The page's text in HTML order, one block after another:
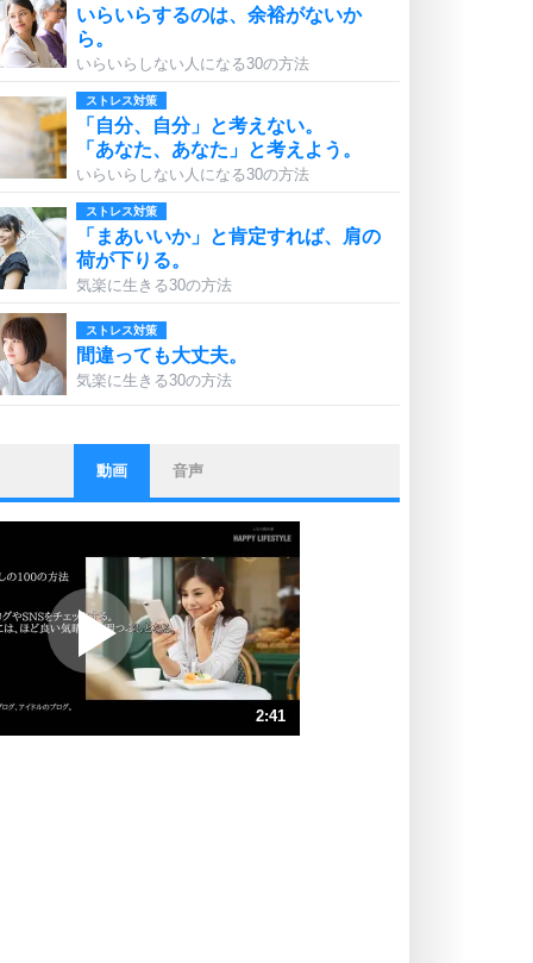
いらいらするのは、余裕がないか
ら。
いらいらしない人になる30の方法
ストレス対策
「自分、自分」と考えない。
「あなた、あなた」と考えよう。
いらいらしない人になる30の方法
ストレス対策
「まあいいか」と肯定すれば、肩の
荷が下りる。
気楽に生きる30の方法
ストレス対策
間違っても大丈夫。
気楽に生きる30の方法
ストレス対策
他人と比べない。
いっそのこと、他人を見ない。
プラス思考
ポジティブになれない原因は、行動
しないから。
ポジティブ思考になる30の方法
ストレス対策
動画 音声
2:41